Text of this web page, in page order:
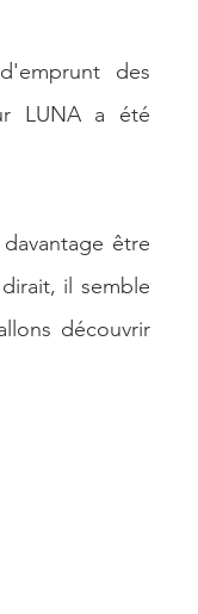
des
LUNA a été
être
il semble
découvrir